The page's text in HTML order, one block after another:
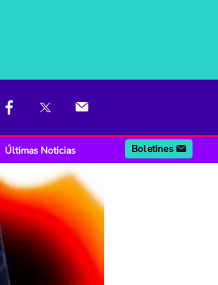
Últimas Noticias Boletines